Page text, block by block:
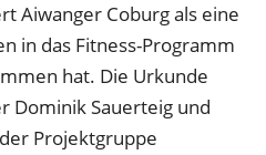
Aiwanger Coburg als eine
in das Fitness-Programm
hat. Die Urkunde
Dominik Sauerteig und
Projektgruppe